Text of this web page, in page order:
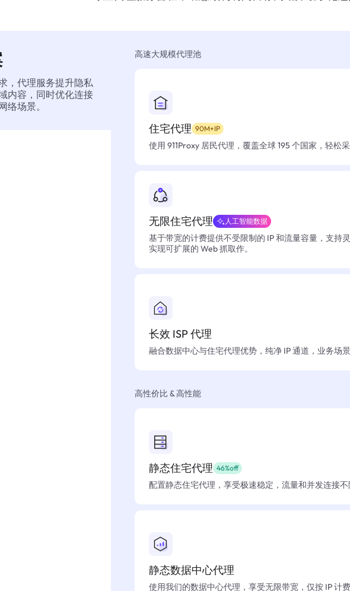
，代理服务提升隐私
内容，同时优化连接
络场景。
高速大规模代理池
住宅代理 90M+IP
使用 911Proxy 居民代理，覆盖全球 195 个国家，轻松
无限住宅代理 人工智能数据
基于带宽的计费提供不受限制的 IP 和流量容量，支持
实现可扩展的 Web 抓取作。
长效 ISP 代理
融合数据中心与住宅代理优势，纯净 IP 通道，业务场景
高性价比 & 高性能
静态住宅代理 46%off
配置静态住宅代理，享受极速稳定，流量和并发连接不
静态数据中心代理
使用我们的数据中心代理，享受无限带宽，仅按 IP 计费